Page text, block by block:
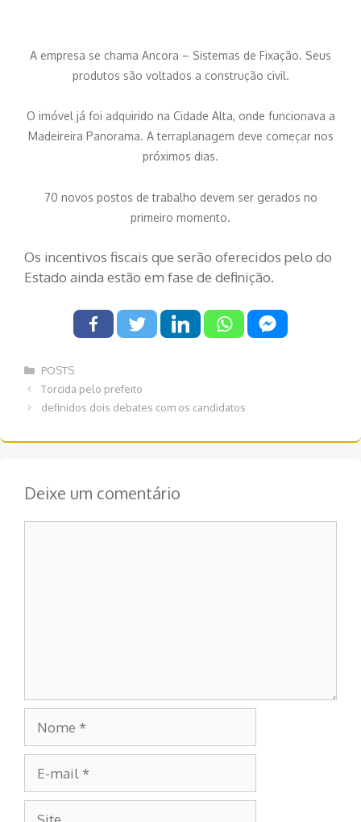
A empresa se chama Ancora – Sistemas de Fixação. Seus
produtos são voltados a construção civil.
O imóvel já foi adquirido na Cidade Alta, onde funcionava a
Madeireira Panorama. A terraplanagem deve começar nos
próximos dias.
70 novos postos de trabalho devem ser gerados no
primeiro momento.
Os incentivos fiscais que serão oferecidos pelo do
Estado ainda estão em fase de definição.
Categorias
POSTS
Navegação
Torcida pelo prefeito
definidos dois debates com os candidatos
Deixe um comentário
mail